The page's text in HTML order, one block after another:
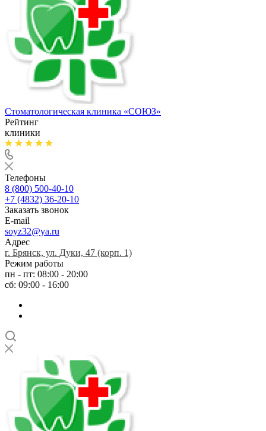
Стоматологическая клиника «СОЮЗ»
Рейтинг
клиники
Телефоны
8 (800) 500-40-10
+7 (4832) 36-20-10
Заказать звонок
E-mail
soyz32@ya.ru
Адрес
г. Брянск, ул. Дуки, 47 (корп. 1)
Режим работы
пн - пт: 08:00 - 20:00
сб: 09:00 - 16:00